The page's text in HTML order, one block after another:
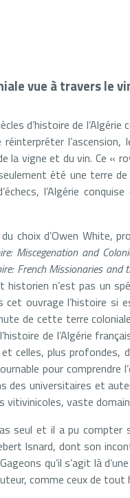
vue à travers le
d’histoire de l’Algérie
la vigne et du vin. Ce «
été une terre
l’Algérie
choix d’Owen White,
Miscegenation and
French Missionaries and
n’est pas un
ouvrage l’histoire si
de cette terre
de l’Algérie
celles, plus profondes,
pour comprendre
des universitaires et
vaste
seul et il a pu
Isnard, dont son
qu’il s’agit là
comme ceux de